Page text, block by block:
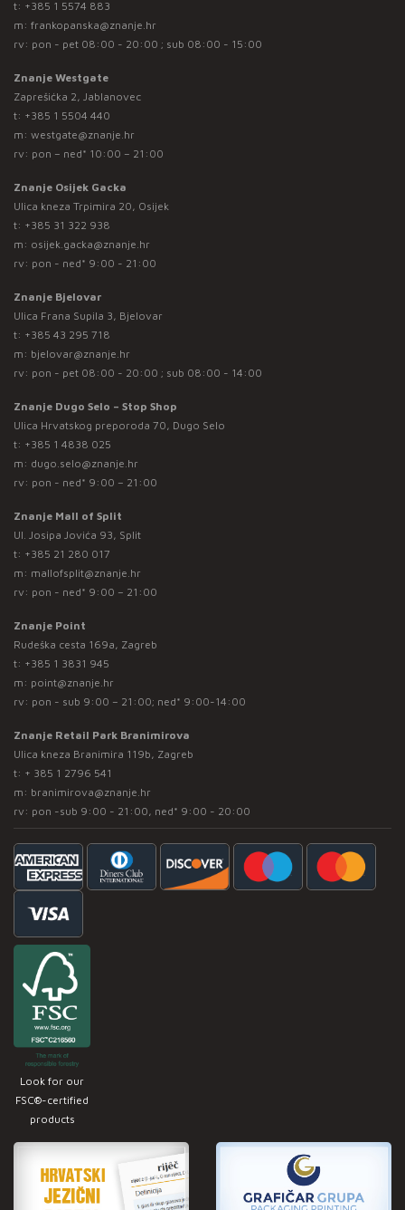
t: +385 1 5574 883
m: frankopanska@znanje.hr
rv: pon - pet 08:00 - 20:00 ; sub 08:00 - 15:00
Znanje Westgate
Zaprešićka 2, Jablanovec
t: +385 1 5504 440
m: westgate@znanje.hr
rv: pon – ned* 10:00 – 21:00
Znanje Osijek Gacka
Ulica kneza Trpimira 20, Osijek
t: +385 31 322 938
m: osijek.gacka@znanje.hr
rv: pon - ned* 9:00 - 21:00
Znanje Bjelovar
Ulica Frana Supila 3, Bjelovar
t: +385 43 295 718
m: bjelovar@znanje.hr
rv: pon - pet 08:00 - 20:00 ; sub 08:00 - 14:00
Znanje Dugo Selo – Stop Shop
Ulica Hrvatskog preporoda 70, Dugo Selo
t: +385 1 4838 025
m: dugo.selo@znanje.hr
rv: pon - ned* 9:00 – 21:00
Znanje Mall of Split
Ul. Josipa Jovića 93, Split
t: +385 21 280 017
m: mallofsplit@znanje.hr
rv: pon - ned* 9:00 – 21:00
Znanje Point
Rudeška cesta 169a, Zagreb
t: +385 1 3831 945
m: point@znanje.hr
rv: pon - sub 9:00 – 21:00; ned* 9:00-14:00
Znanje Retail Park Branimirova
Ulica kneza Branimira 119b, Zagreb
t: + 385 1 2796 541
m: branimirova@znanje.hr
rv: pon -sub 9:00 - 21:00, ned* 9:00 - 20:00
Look for our
FSC®-certified
products